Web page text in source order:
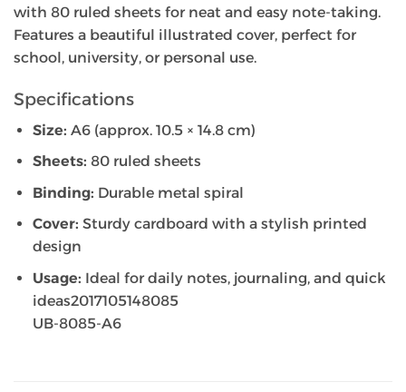
with 80 ruled sheets for neat and easy note-taking.
Features a beautiful illustrated cover, perfect for
school, university, or personal use.
Specifications
Size: A6 (approx. 10.5 × 14.8 cm)
Sheets: 80 ruled sheets
Binding: Durable metal spiral
Cover: Sturdy cardboard with a stylish printed
design
Usage: Ideal for daily notes, journaling, and quick
ideas2017105148085
UB-8085-A6